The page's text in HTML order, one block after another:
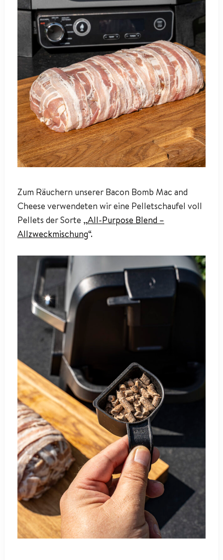
Zum Räuchern unserer Bacon Bomb Mac and
Cheese verwendeten wir eine Pelletschaufel voll
Pellets der Sorte „All-Purpose Blend –
Allzweckmischung“.